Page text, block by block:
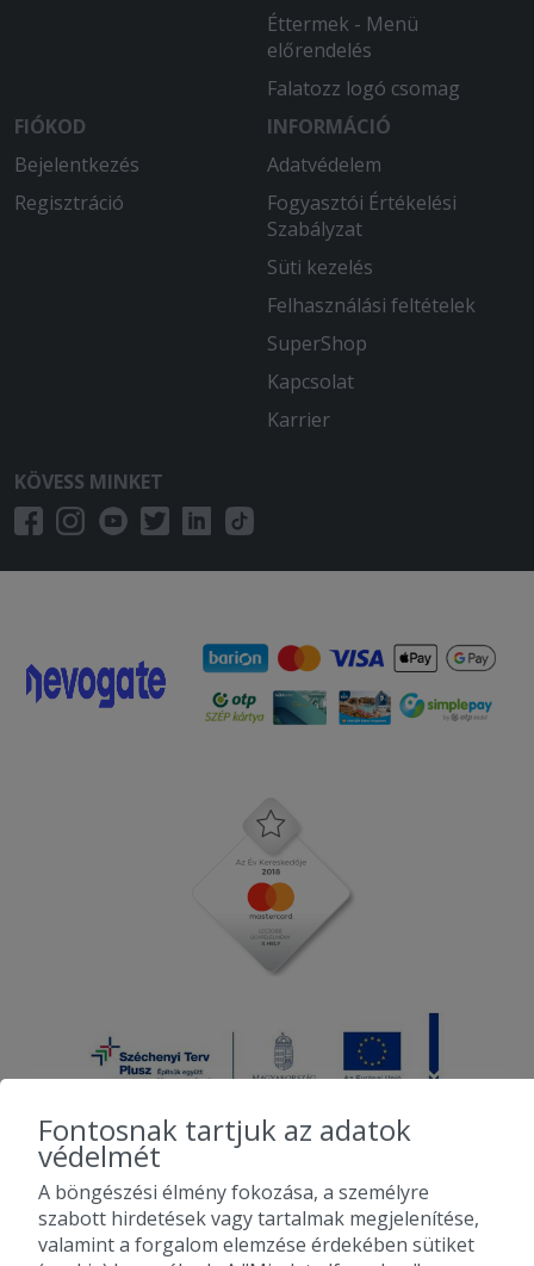
Éttermek - Menü
előrendelés
Falatozz logó csomag
FIÓKOD
Bejelentkezés
Regisztráció
INFORMÁCIÓ
Adatvédelem
Fogyasztói Értékelési
Szabályzat
Süti kezelés
Felhasználási feltételek
SuperShop
Kapcsolat
Karrier
KÖVESS MINKET
2010-2026 Copyright - Falatozz.hu - Diston-line Kft.
Pizza, gyros, hamburger, menük kedvező áron, egy helyen az összes
Fontosnak tartjuk az adatok
védelmét
A böngészési élmény fokozása, a személyre
szabott hirdetések vagy tartalmak megjelenítése,
valamint a forgalom elemzése érdekében sütiket